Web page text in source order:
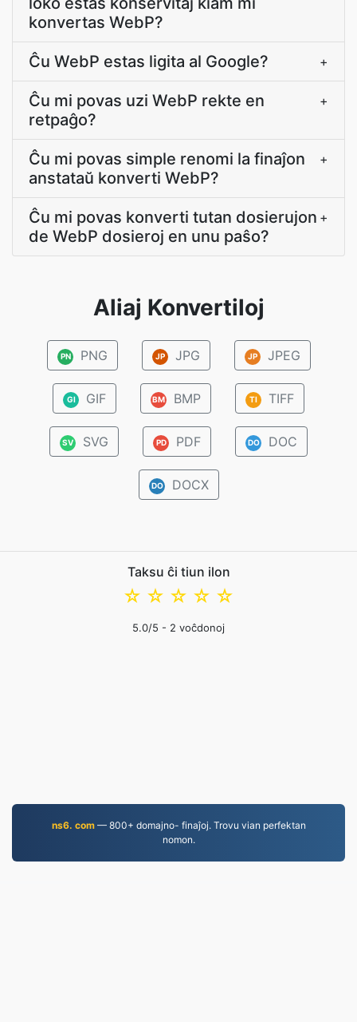
konvertas WebP?
Ĉu WebP estas ligita al Google? +
Ĉu mi povas uzi WebP rekte en
retpaĝo?
+
Ĉu mi povas simple renomi la finaĵon
anstataŭ konverti WebP?
+
Ĉu mi povas konverti tutan dosierujon
de WebP dosieroj en unu paŝo?
+
Aliaj Konvertiloj
PN PNG JP JPG JP JPEG
GI GIF BM BMP TI TIFF
SV SVG PD PDF DO DOC
DO DOCX
Taksu ĉi tiun ilon
☆
☆
☆
☆
☆
5.0/5 - 2 voĉdonoj
ns6. com— 800+ domajno- finaĵoj. Trovu vian perfektan
nomon.